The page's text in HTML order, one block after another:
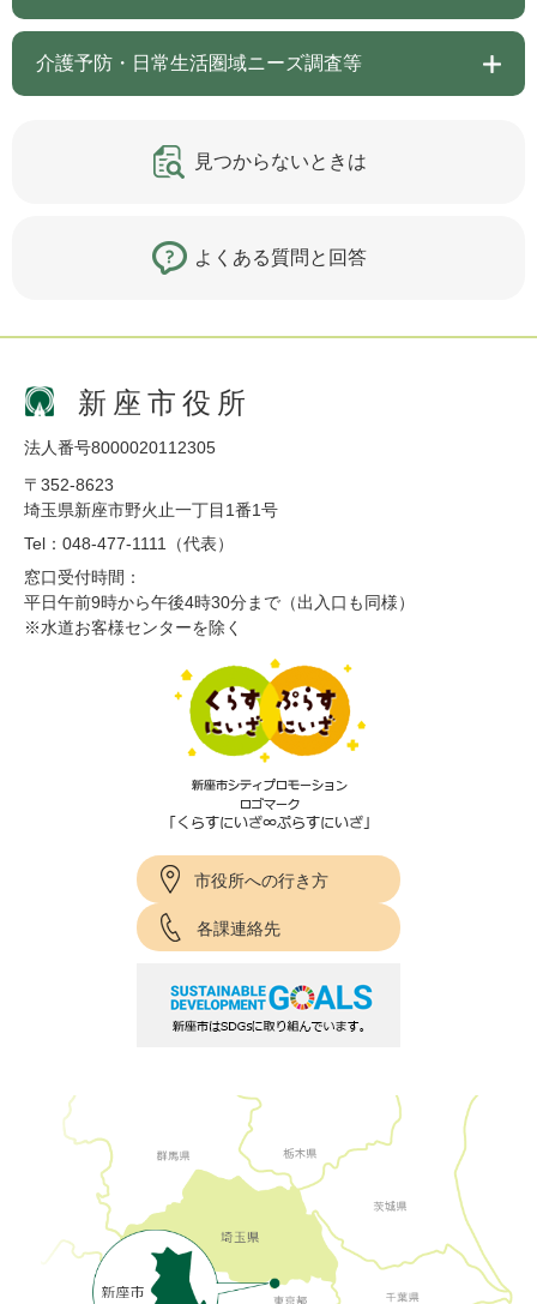
介護予防・日常生活圏域ニーズ調査等
見つからないときは
よくある質問と回答
新座市役所
法人番号8000020112305
〒352-8623
埼玉県新座市野火止一丁目1番1号
Tel：048-477-1111（代表）
窓口受付時間：
平日午前9時から午後4時30分まで（出入口も同様）
※水道お客様センターを除く
市役所への行き方
各課連絡先